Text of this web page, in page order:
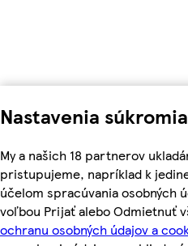
Nastavenia súkromia
My a našich 18 partnerov
pristupujeme, napríklad k
účelom spracúvania osobných
voľbou Prijať alebo Odmietnuť
ochranu osobných údajov a